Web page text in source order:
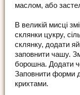
маслом, або
В великій мисці
склянки цукру,
склянку, додати
заповнити чашу.
борошна. Додати
Заповнити форми
крихтами.